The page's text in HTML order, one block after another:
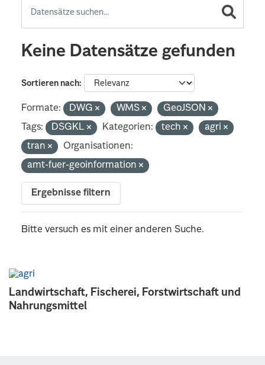
Landwirtschaft, Fischerei, Forstwirtschaft und
Nahrungsmittel
Keine Datensätze gefunden
Sortieren nach
Formate: DWG WMS
GeoJSON
Tags:
DSGKL Kategorien: tech
agri
tran
Organisationen:
amt-fuer-geoinformation
Ergebnisse filtern
Bitte versuch es mit einer anderen Suche.